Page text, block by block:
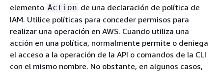
elemento Action de una declaración de política de
IAM. Utilice políticas para conceder permisos para
realizar una operación en AWS. Cuando utiliza una
acción en una política, normalmente permite o deniega
el acceso a la operación de la API o comandos de la CLI
con el mismo nombre. No obstante, en algunos casos,